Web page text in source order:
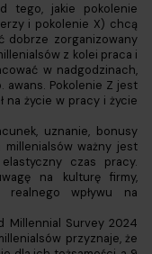
tego, jakie pokolenie
i pokolenie X) chcą
dobrze zorganizowany
z kolei praca i
w nadgodzinach,
awans. Pokolenie Z jest
na życie w pracy i życie
uznanie, bonusy
ważny jest
czas pracy.
na kulturę firmy,
realnego wpływu na
Millennial Survey 2024
przyznaje, że